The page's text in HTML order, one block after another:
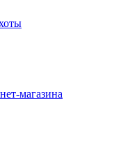
магазина